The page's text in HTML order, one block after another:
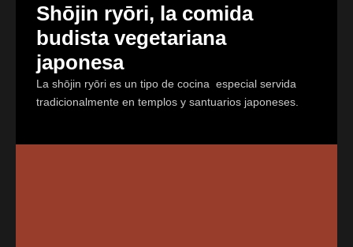
Shōjin ryōri, la comida
budista vegetariana
japonesa
La shōjin ryōri es un tipo de cocina especial servida
tradicionalmente en templos y santuarios japoneses.